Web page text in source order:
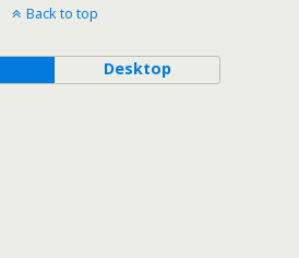
Back to top
Desktop